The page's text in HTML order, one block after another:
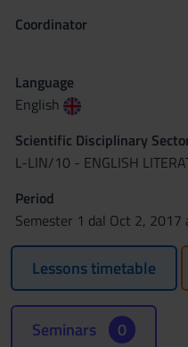
Coordinator
Language
English
Scientific Disciplinary
L-LIN/10 - ENGLISH
Period
Semester 1 dal Oct 2, 2017
Lessons timetable
Seminars 0